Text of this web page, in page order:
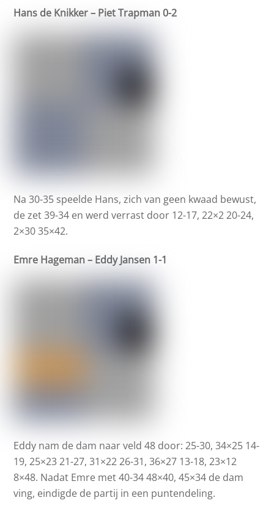
Hans de Knikker – Piet Trapman 0-2
Na 30-35 speelde Hans, zich van geen kwaad bewust,
de zet 39-34 en werd verrast door 12-17, 22×2 20-24,
2×30 35×42.
Emre Hageman – Eddy Jansen 1-1
Eddy nam de dam naar veld 48 door: 25-30, 34×25 14-
19, 25×23 21-27, 31×22 26-31, 36×27 13-18, 23×12
8×48. Nadat Emre met 40-34 48×40, 45×34 de dam
ving, eindigde de partij in een puntendeling.